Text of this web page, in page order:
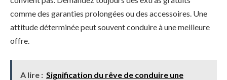
comme des garanties prolongées ou des accessoires. Une
attitude déterminée peut souvent conduire à une meilleure
offre.
A lire : Signification du rêve de conduire une